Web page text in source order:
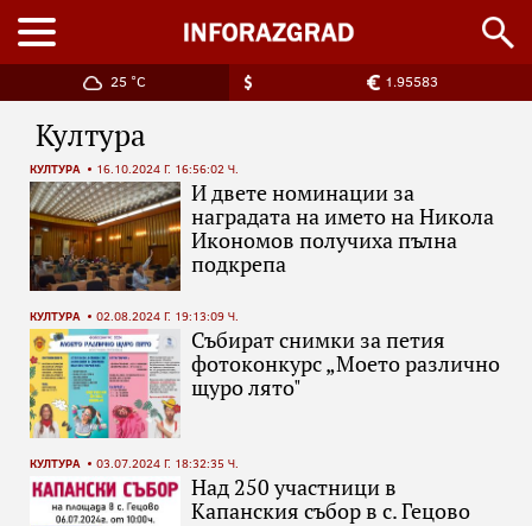
25 °C 1.95583
Култура
КУЛТУРА 16.10.2024 Г. 16:56:02 Ч.
И двете номинации за
наградата на името на Никола
Икономов получиха пълна
подкрепа
КУЛТУРА 02.08.2024 Г. 19:13:09 Ч.
Събират снимки за петия
фотоконкурс „Моето различно
щуро лято"
КУЛТУРА 03.07.2024 Г. 18:32:35 Ч.
Над 250 участници в
Капанския събор в с. Гецово